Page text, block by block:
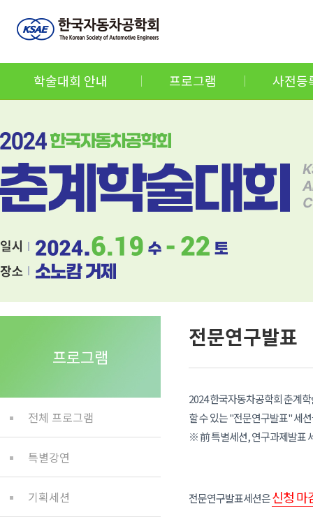
학술대회 안내 프로그램 사전등
전문연구발표
프로그램
전체 프로그램
특별강연
기획세션
2024 한국자동차공학회 춘계
할 수 있는 "전문연구발표" 세
※ 前 특별세션, 연구과제발표
전문연구발표세션은신청 마